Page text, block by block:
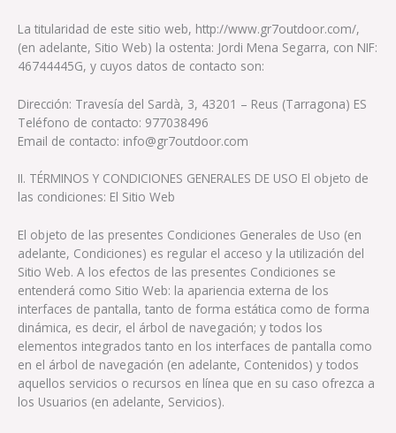
La titularidad de este sitio web, http://www.gr7outdoor.com/,
(en adelante, Sitio Web) la ostenta: Jordi Mena Segarra, con NIF:
46744445G, y cuyos datos de contacto son:
Dirección: Travesía del Sardà, 3, 43201 – Reus (Tarragona) ES
Teléfono de contacto: 977038496
Email de contacto: info@gr7outdoor.com
II. TÉRMINOS Y CONDICIONES GENERALES DE USO El objeto de
las condiciones: El Sitio Web
El objeto de las presentes Condiciones Generales de Uso (en
adelante, Condiciones) es regular el acceso y la utilización del
Sitio Web. A los efectos de las presentes Condiciones se
entenderá como Sitio Web: la apariencia externa de los
interfaces de pantalla, tanto de forma estática como de forma
dinámica, es decir, el árbol de navegación; y todos los
elementos integrados tanto en los interfaces de pantalla como
en el árbol de navegación (en adelante, Contenidos) y todos
aquellos servicios o recursos en línea que en su caso ofrezca a
los Usuarios (en adelante, Servicios).